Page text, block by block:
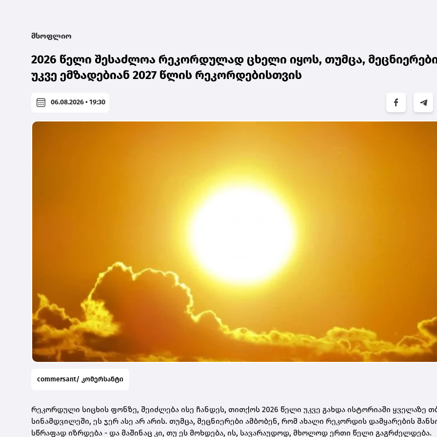
მსოფლიო
2026 წელი შესაძლოა რეკორდულად ცხელი იყოს, თუმცა,
უკვე ემზადებიან 2027 წლის რეკორდებისთვის
06.08.2026 • 19:30
commersant/ კომერსანტი
რეკორდული სიცხის ფონზე, შეიძლება ისე ჩანდეს, თითქოს 2026 წელი უკვე გახდა ისტორიაში ყველაზე
სინამდვილეში, ეს ჯერ ასე არ არის. თუმცა, მეცნიერები ამბობენ, რომ ახალი რეკორდის დამყარების
სწრაფად იზრდება - და მაშინაც კი, თუ ეს მოხდება, ის, სავარაუდოდ, მხოლოდ ერთი წელი გაგრძელდება.